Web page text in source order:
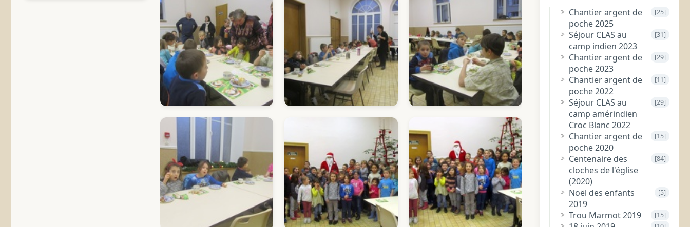
Chantier argent de
poche 2025
[25]
Séjour CLAS au
camp indien 2023
[31]
Chantier argent de
poche 2023
[29]
Chantier argent de
poche 2022
[11]
Séjour CLAS au
camp amérindien
Croc Blanc 2022
[29]
Chantier argent de
poche 2020
[15]
Centenaire des
cloches de l'église
(2020)
[84]
Noël des enfants
2019
[5]
Trou Marmot 2019 [15]